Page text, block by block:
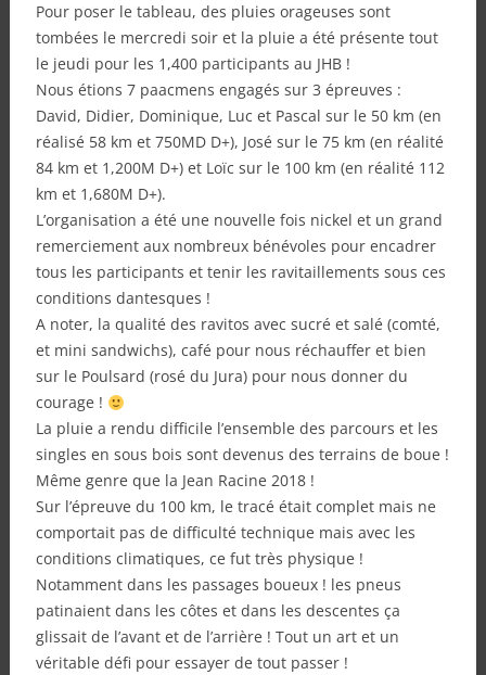
Pour poser le tableau, des pluies orageuses sont
tombées le mercredi soir et la pluie a été présente tout
le jeudi pour les 1,400 participants au JHB !
Nous étions 7 paacmens engagés sur 3 épreuves :
David, Didier, Dominique, Luc et Pascal sur le 50 km (en
réalisé 58 km et 750MD D+), José sur le 75 km (en réalité
84 km et 1,200M D+) et Loïc sur le 100 km (en réalité 112
km et 1,680M D+).
L’organisation a été une nouvelle fois nickel et un grand
remerciement aux nombreux bénévoles pour encadrer
tous les participants et tenir les ravitaillements sous ces
conditions dantesques !
A noter, la qualité des ravitos avec sucré et salé (comté,
et mini sandwichs), café pour nous réchauffer et bien
sur le Poulsard (rosé du Jura) pour nous donner du
courage !
La pluie a rendu difficile l’ensemble des parcours et les
singles en sous bois sont devenus des terrains de boue !
Même genre que la Jean Racine 2018 !
Sur l’épreuve du 100 km, le tracé était complet mais ne
comportait pas de difficulté technique mais avec les
conditions climatiques, ce fut très physique !
Notamment dans les passages boueux ! les pneus
patinaient dans les côtes et dans les descentes ça
glissait de l’avant et de l’arrière ! Tout un art et un
véritable défi pour essayer de tout passer !